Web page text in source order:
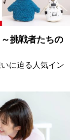
挑戦者たちの
に迫る人気イン